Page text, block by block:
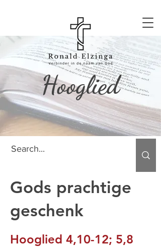
Hooglied
Gods prachtige
geschenk
Hooglied 4,10-12; 5,8